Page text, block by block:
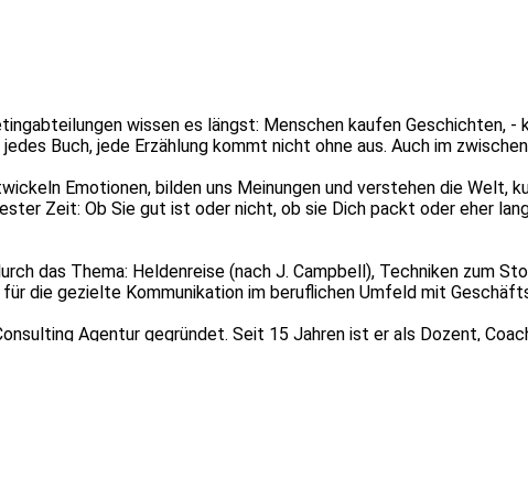
wissen es längst: Menschen kaufen Geschichten, -
Buch, jede Erzählung kommt nicht ohne aus. Auch im
Emotionen, bilden uns Meinungen und verstehen die
Zeit: Ob Sie gut ist oder nicht, ob sie Dich packt oder eher
das Thema: Heldenreise (nach J. Campbell), Techniken zum
die gezielte Kommunikation im beruflichen Umfeld mit
Agentur gegründet. Seit 15 Jahren ist er als Dozent,
als Bildungsveranstaltung im Sinne der beruflichen